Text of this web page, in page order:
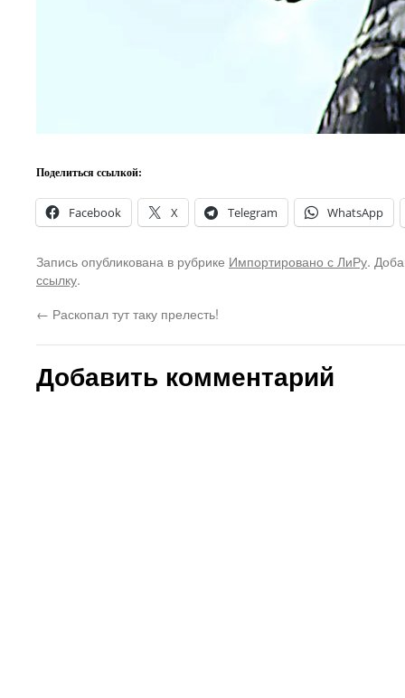
Поделиться ссылкой:
Facebook X Telegram WhatsApp
Запись опубликована в рубрике Импортировано с ЛиРу.
ссылку.
← Раскопал тут таку прелесть!
Добавить комментарий